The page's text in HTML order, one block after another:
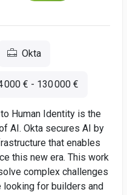
Okta
000 € - 130 000 €
Human Identity is the
AI. Okta secures AI by
that enables
this new era. This work
complex challenges
looking for builders and